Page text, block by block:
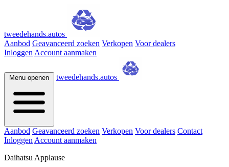
tweedehands.autos
Aanbod Geavanceerd zoeken Verkopen Voor dealers
Inloggen Account aanmaken
Menu openen tweedehands.autos
Aanbod Geavanceerd zoeken Verkopen Voor dealers Contact
Inloggen Account aanmaken
Daihatsu Applause